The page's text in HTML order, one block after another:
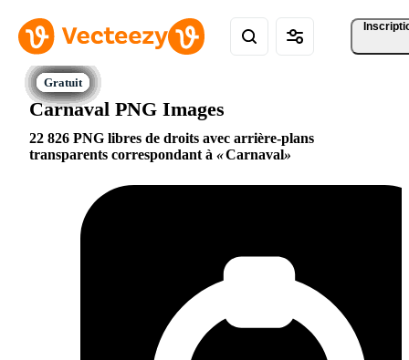
Carnaval PNG Images
22 826 PNG libres de droits avec arrière-plans
transparents correspondant à
Carnaval